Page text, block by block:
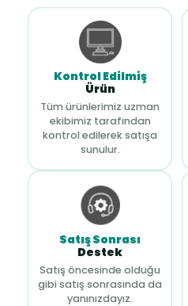
Kontrol Edilmiş
Ürün
Tüm ürünlerimiz uzman
ekibimiz tarafından
kontrol edilerek satışa
sunulur.
Satış Sonrası
Destek
Satış öncesinde olduğu
gibi satış sonrasında da
yanınızdayız.